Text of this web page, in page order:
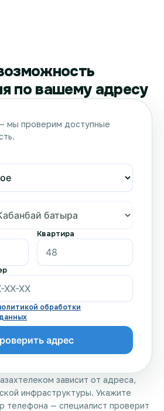
по вашему адресу
зависит от адреса,
инфраструктуры. Укажите
телефона — специалист проверит
мы проверим доступные
Квартира
обработки